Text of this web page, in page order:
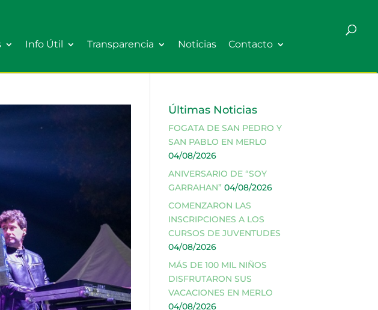
Info Útil Transparencia Noticias Contacto
Últimas Noticias
FOGATA DE SAN PEDRO Y
SAN PABLO EN MERLO
04/08/2026
ANIVERSARIO DE “SOY
GARRAHAN” 04/08/2026
COMENZARON LAS
INSCRIPCIONES A LOS
CURSOS DE JUVENTUDES
04/08/2026
MÁS DE 100 MIL NIÑOS
DISFRUTARON SUS
VACACIONES EN MERLO
04/08/2026